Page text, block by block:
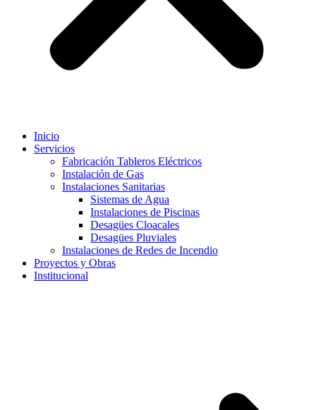
Inicio
Servicios
Fabricación Tableros Eléctricos
Instalación de Gas
Instalaciones Sanitarias
Sistemas de Agua
Instalaciones de Piscinas
Desagües Cloacales​
Desagües Pluviales
Instalaciones de Redes de Incendio
Proyectos y Obras
Institucional